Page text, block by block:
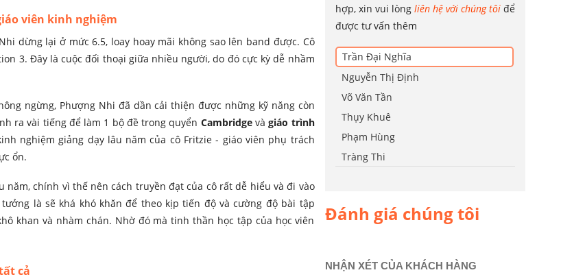
viên kinh nghiệm
dừng lại ở mức 6.5, loay hoay mãi không sao lên band được. Cô
3. Đây làcuộc đối thoại giữa nhiều người, do đó cực kỳ dễ nhầm
ngừng, Phượng Nhi đã dần cải thiện được những kỹ năng còn
ra vài tiếng để làm 1 bộ đề trong quyển Cambridge vàgiáo trình
nghiệm giảng dạy lâu năm của cô Fritzie - giáo viên phụ trách
ổn.
năm, chính vì thế nên cách truyền đạt của cô rất dễ hiểu và đi vào
là sẽ khá khó khăn để theo kịp tiến độ và cường độ bài tập
khan và nhàm chán. Nhờ đó mà tinh thần học tập của học viên
cả
hợp, xin vui lòng liên hệ với chúng tôiđể
được tư vấn thêm
Trần Đại Nghĩa
Nguyễn Thị Định
Võ Văn Tần
Thụy Khuê
Phạm Hùng
Tràng Thi
Đánh giá chúng tôi
NHẬN XÉT CỦA KHÁCH HÀNG